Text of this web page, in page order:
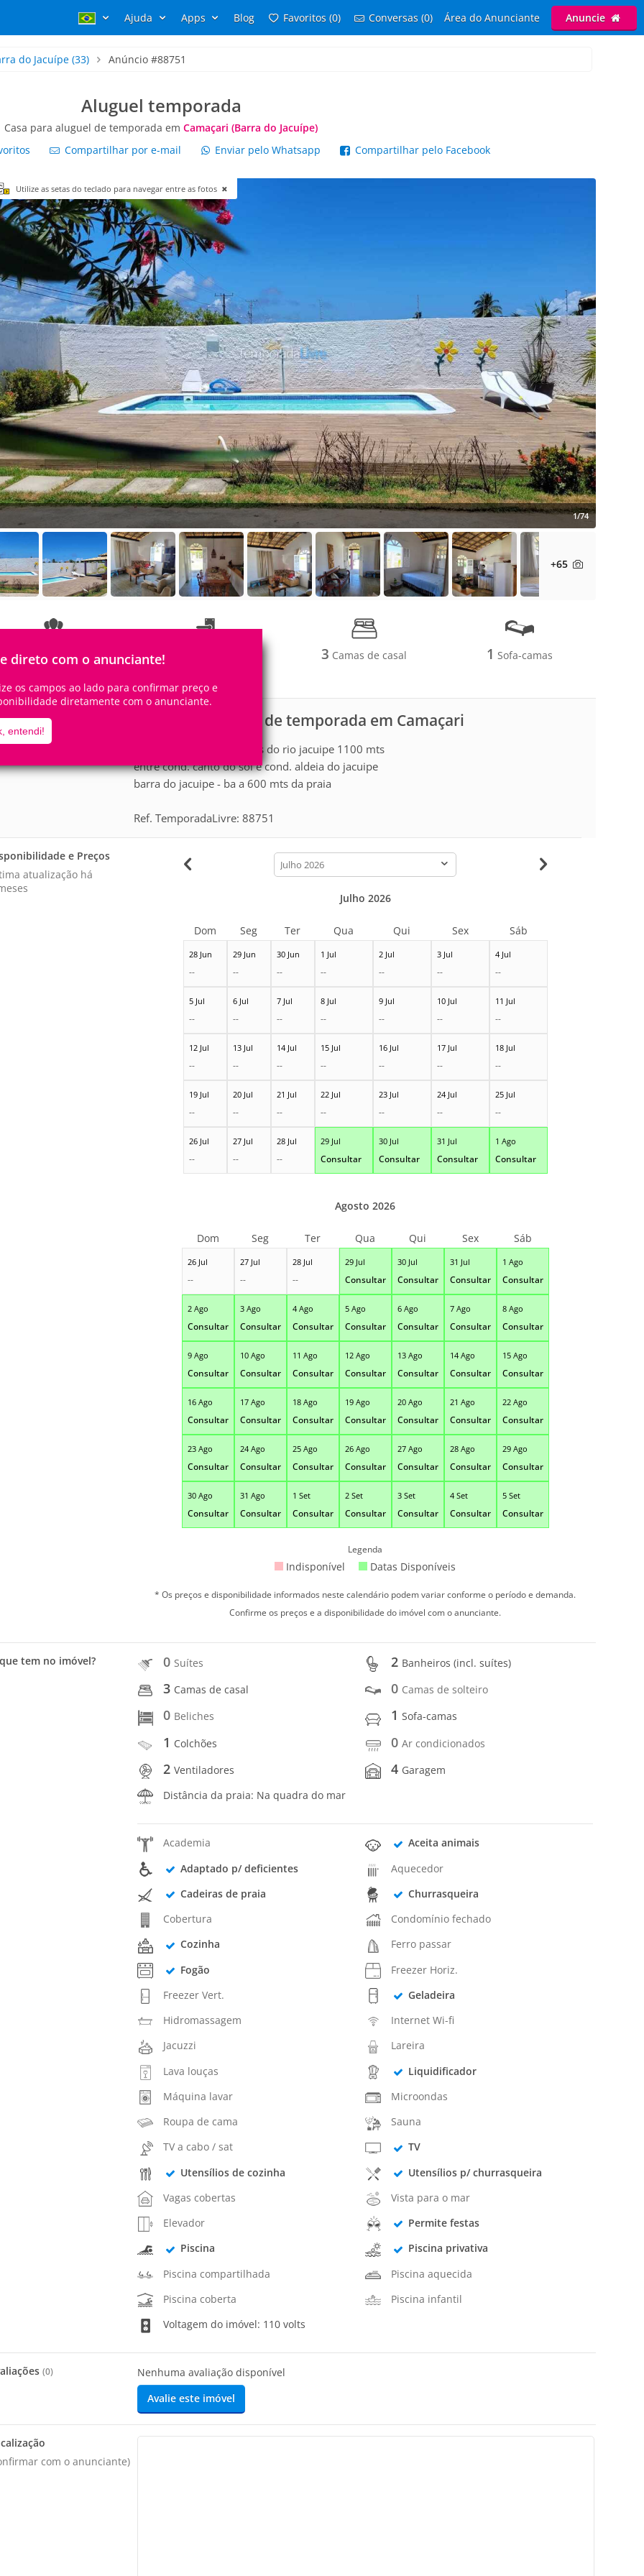
Ajuda Apps Blog Favoritos (0) Conversas (0) Área do Anunciante Anuncie
do Jacuípe(33) Anúncio #88751
Aluguel temporada
Casa para aluguel de temporada em Camaçari (Barra do Jacuípe)
Compartilhar por e-mail Enviar pelo Whatsapp Compartilhar pelo Facebook
direto com o anunciante!
os campos ao lado para confirmar preço e
diretamente com o anunciante.
entendi!
Utilize as setas do teclado para navegar entre as fotos
1/74
+65
8Pessoas 3 Camas de casal 1 Sofa-camas
Casa para aluguel de temporada em Camaçari
casa. loteamento chacaras do rio jacuipe 1100 mts
entre cond. canto do sol e cond. aldeia do jacuipe
barra do jacuipe - ba a 600 mts da praia
Ref. TemporadaLivre: 88751
e Preços
atualização há
calendar-
month
28 Jun
--
29 Jun
--
30 Jun
--
1 Jul
--
2 Jul
--
3 Jul
--
4 Jul
--
5 Jul
--
6 Jul
--
7 Jul
--
8 Jul
--
9 Jul
--
10 Jul
--
11 Jul
--
12 Jul
--
13 Jul
--
14 Jul
--
15 Jul
--
16 Jul
--
17 Jul
--
18 Jul
--
19 Jul
--
20 Jul
--
21 Jul
--
22 Jul
--
23 Jul
--
24 Jul
--
25 Jul
--
26 Jul
--
27 Jul
--
28 Jul
--
29 Jul
Consultar
30 Jul
Consultar
31 Jul
Consultar
1 Ago
Consultar
Julho 2026
Dom Seg Ter Qua Qui Sex Sáb
26 Jul
--
27 Jul
--
28 Jul
--
29 Jul
Consultar
30 Jul
Consultar
31 Jul
Consultar
1 Ago
Consultar
2 Ago
Consultar
3 Ago
Consultar
4 Ago
Consultar
5 Ago
Consultar
6 Ago
Consultar
7 Ago
Consultar
8 Ago
Consultar
9 Ago
Consultar
10 Ago
Consultar
11 Ago
Consultar
12 Ago
Consultar
13 Ago
Consultar
14 Ago
Consultar
15 Ago
Consultar
16 Ago
Consultar
17 Ago
Consultar
18 Ago
Consultar
19 Ago
Consultar
20 Ago
Consultar
21 Ago
Consultar
22 Ago
Consultar
23 Ago
Consultar
24 Ago
Consultar
25 Ago
Consultar
26 Ago
Consultar
27 Ago
Consultar
28 Ago
Consultar
29 Ago
Consultar
30 Ago
Consultar
31 Ago
Consultar
1 Set
Consultar
2 Set
Consultar
3 Set
Consultar
4 Set
Consultar
5 Set
Consultar
Agosto 2026
Dom Seg Ter Qua Qui Sex Sáb
Legenda
Indisponível Datas Disponíveis
* Os preços e disponibilidade informados neste calendário podem variar conforme o período e demanda.
Confirme os preços e a disponibilidade do imóvel com o anunciante.
tem no imóvel? 0 Suítes 2 Banheiros (incl. suítes)
3 Camas de casal 0 Camas de solteiro
0 Beliches 1Sofa-camas
1 Colchões 0Ar condicionados
2Ventiladores 4 Garagem
Distância da praia: Na quadra do mar
Academia
Aceita animais
Adaptado p/ deficientes
Aquecedor
Cadeiras de praia
Churrasqueira
Cobertura
Condomínio fechado
Cozinha
Ferro passar
Fogão
Freezer Horiz.
Freezer Vert.
Geladeira
Hidromassagem
Internet Wi-fi
Jacuzzi
Lareira
Lava louças
Liquidificador
Máquina lavar
Microondas
Roupa de cama
Sauna
TV a cabo / sat
TV
Utensílios de cozinha
Utensílios p/ churrasqueira
Vagas cobertas
Vista para o mar
Elevador
Permite festas
Piscina
Piscina privativa
Piscina compartilhada
Piscina aquecida
Piscina coberta
Piscina infantil
Voltagem do imóvel: 110 volts
(0)
Nenhuma avaliação disponível
Avalie este imóvel
com o anunciante)